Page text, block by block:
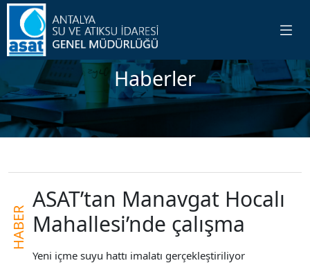
Haberler
HABER
ASAT’tan Manavgat Hocalı
Mahallesi’nde çalışma
Yeni içme suyu hattı imalatı gerçekleştiriliyor